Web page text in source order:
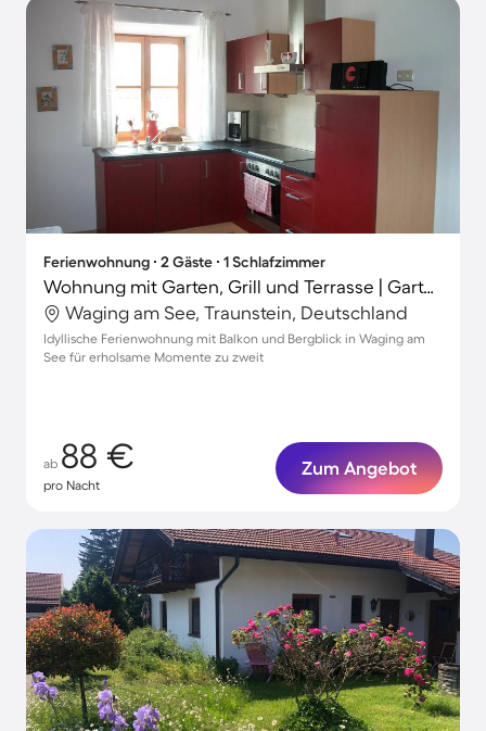
Ferienwohnung ∙ 2 Gäste ∙ 1 Schlafzimmer
Wohnung mit Garten, Grill und Terrasse | Gartenblick
Waging am See, Traunstein, Deutschland
Idyllische Ferienwohnung mit Balkon und Bergblick in Waging am
See für erholsame Momente zu zweit
ab 88 €
pro Nacht
Zum Angebot